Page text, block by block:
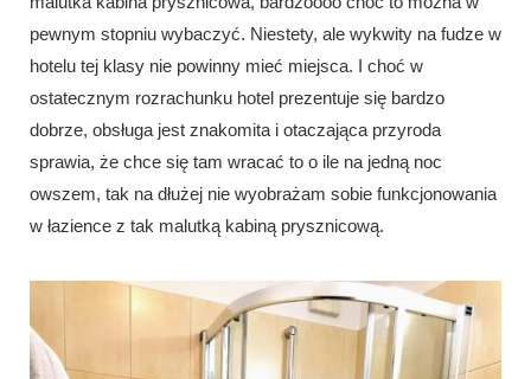
pewnym stopniu wybaczyć. Niestety, ale wykwity na fudze w
hotelu tej klasy nie powinny mieć miejsca. I choć w
ostatecznym rozrachunku hotel prezentuje się bardzo
dobrze, obsługa jest znakomita i otaczająca przyroda
sprawia, że chce się tam wracać to o ile na jedną noc
owszem, tak na dłużej nie wyobrażam sobie funkcjonowania
w łazience z tak malutką kabiną prysznicową.